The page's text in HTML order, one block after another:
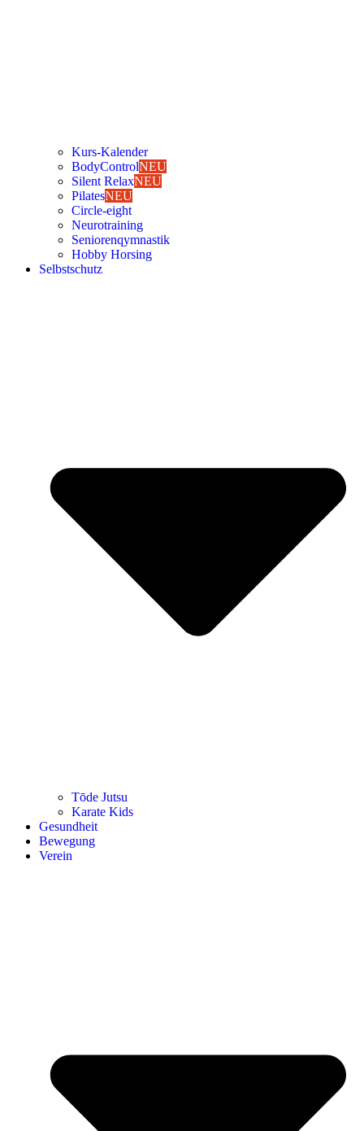
Kurs-Kalen­­der
Body­Con­trolNEU
Silent RelaxNEU
Pila­tesNEU
Cir­cle-eight
Neu­ro­trai­ning
Senio­ren­qym­nas­tik
Hob­by Hor­sing
Selbst­schutz
Tōde Jutsu
Kara­te Kids
Gesund­heit
Bewe­gung
Ver­ein